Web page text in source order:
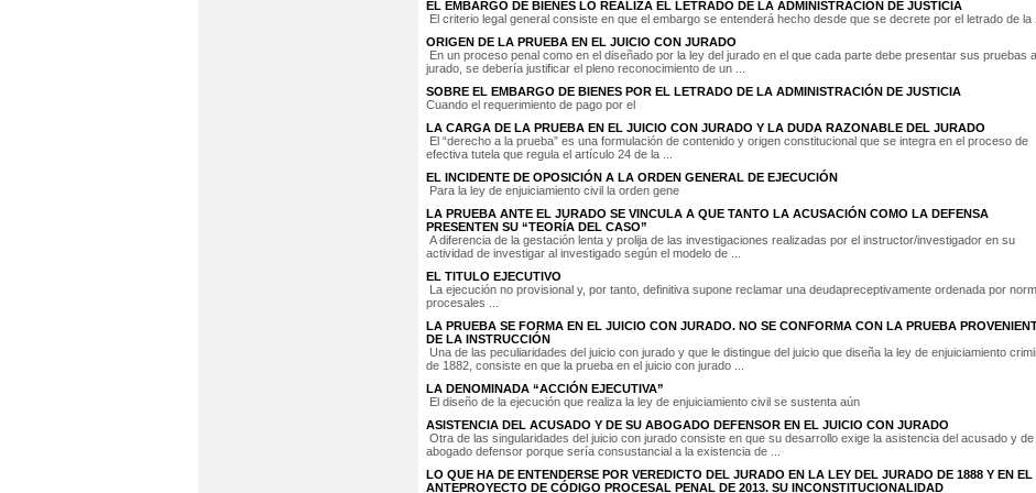
EL EMBARGO DE BIENES LO REALIZA EL LETRADO DE LA ADMINISTRACIÓN DE JUSTICIA
El criterio legal general consiste en que el embargo se entenderá hecho desde que se decrete por el letrado de la
ORIGEN DE LA PRUEBA EN EL JUICIO CON JURADO
En un proceso penal como en el diseñado por la ley del jurado en el que cada parte debe presentar sus pruebas
jurado, se debería justificar el pleno reconocimiento de un ...
SOBRE EL EMBARGO DE BIENES POR EL LETRADO DE LA ADMINISTRACIÓN DE JUSTICIA
Cuando el requerimiento de pago por el
LA CARGA DE LA PRUEBA EN EL JUICIO CON JURADO Y LA DUDA RAZONABLE DEL JURADO
El “derecho a la prueba” es una formulación de contenido y origen constitucional que se integra en el proceso de
efectiva tutela que regula el artículo 24 de la ...
EL INCIDENTE DE OPOSICIÓN A LA ORDEN GENERAL DE EJECUCIÓN
Para la ley de enjuiciamiento civil la orden gene
LA PRUEBA ANTE EL JURADO SE VINCULA A QUE TANTO LA ACUSACIÓN COMO LA DEFENSA
PRESENTEN SU “TEORÍA DEL CASO”
A diferencia de la gestación lenta y prolija de las investigaciones realizadas por el instructor/investigador en su
actividad de investigar al investigado según el modelo de ...
EL TITULO EJECUTIVO
La ejecución no provisional y, por tanto, definitiva supone reclamar una deudapreceptivamente ordenada por
procesales ...
LA PRUEBA SE FORMA EN EL JUICIO CON JURADO. NO SE CONFORMA CON LA PRUEBA
DE LA INSTRUCCIÓN
Una de las peculiaridades del juicio con jurado y que le distingue del juicio que diseña la ley de enjuiciamiento
de 1882, consiste en que la prueba en el juicio con jurado ...
LA DENOMINADA “ACCIÓN EJECUTIVA”
El diseño de la ejecución que realiza la ley de enjuiciamiento civil se sustenta aún
ASISTENCIA DEL ACUSADO Y DE SU ABOGADO DEFENSOR EN EL JUICIO CON JURADO
Otra de las singularidades del juicio con jurado consiste en que su desarrollo exige la asistencia del acusado y de
abogado defensor porque sería consustancial a la existencia de ...
LO QUE HA DE ENTENDERSE POR VEREDICTO DEL JURADO EN LA LEY DEL JURADO DE 1888 Y EN EL
ANTEPROYECTO DE CÓDIGO PROCESAL PENAL DE 2013. SU INCONSTITUCIONALIDAD